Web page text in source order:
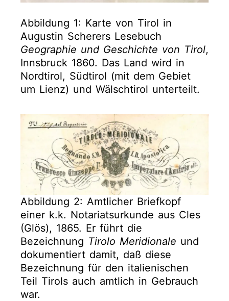
Abbildung 1: Karte von Tirol in
Augustin Scherers Lesebuch
Geographie und Geschichte von Tirol,
Innsbruck 1860. Das Land wird in
Nordtirol, Südtirol (mit dem Gebiet
um Lienz) und Wälschtirol unterteilt.
Abbildung 2: Amtlicher Briefkopf
einer k.k. Notariatsurkunde aus Cles
(Glös), 1865. Er führt die
Bezeichnung Tirolo Meridionale und
dokumentiert damit, daß diese
Bezeichnung für den italienischen
Teil Tirols auch amtlich in Gebrauch
war.